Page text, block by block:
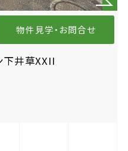
物件見学・お問合せ
下井草XXII